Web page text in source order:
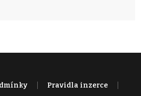
Pravidla inzerce